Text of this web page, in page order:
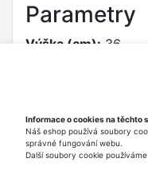
Parametry
Výška (cm): 36
Váha (g):600
Informace o cookies na těchto
Náš eshop používá soubory
správné fungování webu.
Další soubory cookie